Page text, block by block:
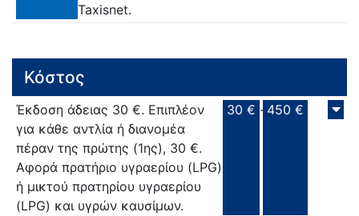
Taxisnet.
Κόστος
Έκδοση άδειας 30 €. Επιπλέον
για κάθε αντλία ή διανομέα
πέραν της πρώτης (1ης), 30 €.
Αφορά πρατήριο υγραερίου (LPG)
ή μικτού πρατηρίου υγραερίου
(LPG) και υγρών καυσίμων.
30 € - 450 €